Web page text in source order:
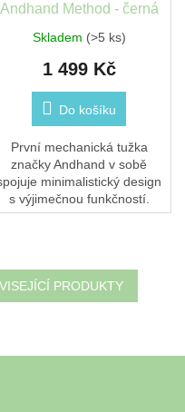
Andhand Method - černá
Skladem (>5 ks)
1 499 Kč
Do košíku
První mechanická tužka
značky Andhand v sobě
minimalistický design
s výjimečnou funkčností.
z masivního hliníku,
PRODUKTY